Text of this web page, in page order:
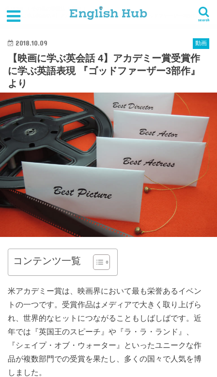
search
動画
【映画に学ぶ英会話 4】アカデミー賞受賞作に学ぶ英語表現 『ゴッドファーザー3部作』より
動画
2018.10.09
【映画に学ぶ英会話 4】アカデミー賞受賞作
に学ぶ英語表現 『ゴッドファーザー3部作』
より
コンテンツ一覧
米アカデミー賞は、映画界において最も栄誉あるイベン
トの一つです。受賞作品はメディアで大きく取り上げら
れ、世界的なヒットにつながることもしばしばです。近
年では『英国王のスピーチ』や『ラ・ラ・ランド』、
『シェイプ・オブ・ウォーター』といったユニークな作
品が複数部門での受賞を果たし、多くの国々で人気を博
しました。